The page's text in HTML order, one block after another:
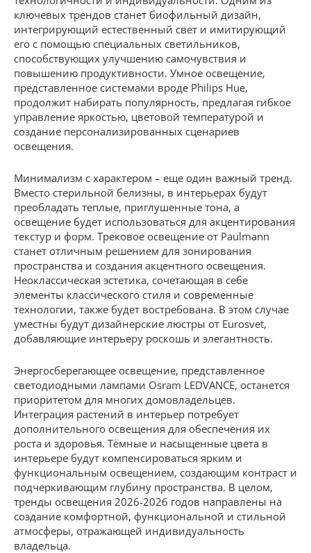
ключевых трендов станет биофильный дизайн,
интегрирующий естественный свет и имитирующий
его с помощью специальных светильников,
способствующих улучшению самочувствия и
повышению продуктивности. Умное освещение,
представленное системами вроде Philips Hue,
продолжит набирать популярность, предлагая гибкое
управление яркостью, цветовой температурой и
создание персонализированных сценариев
освещения.
Минимализм с характером – еще один важный тренд.
Вместо стерильной белизны, в интерьерах будут
преобладать теплые, приглушенные тона, а
освещение будет использоваться для акцентирования
текстур и форм. Трековое освещение от Paulmann
станет отличным решением для зонирования
пространства и создания акцентного освещения.
Неоклассическая эстетика, сочетающая в себе
элементы классического стиля и современные
технологии, также будет востребована. В этом случае
уместны будут дизайнерские люстры от Eurosvet,
добавляющие интерьеру роскошь и элегантность.
Энергосберегающее освещение, представленное
светодиодными лампами Osram LEDVANCE, останется
приоритетом для многих домовладельцев.
Интеграция растений в интерьер потребует
дополнительного освещения для обеспечения их
роста и здоровья. Тёмные и насыщенные цвета в
интерьере будут компенсироваться ярким и
функциональным освещением, создающим контраст и
подчеркивающим глубину пространства. В целом,
тренды освещения 2026-2026 годов направлены на
создание комфортной, функциональной и стильной
атмосферы, отражающей индивидуальность
владельца.